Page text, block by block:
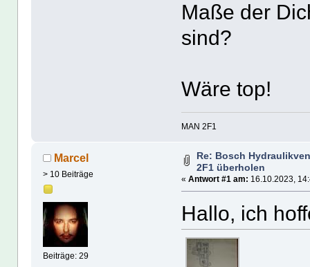
Maße der
sind?
Wäre top!
MAN 2F1
Marcel
> 10 Beiträge
Beiträge: 29
Re: Bosch
2F1 überholen
«Antwort #1 am: 16.10.2023,
Hallo, ich